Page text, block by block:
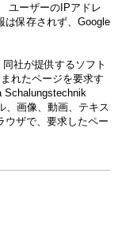
ユーザーのIPアドレ
は保存されず、Google
社が提供するソフト
れたページを要求す
Schalungstechnik
、画像、動画、テキス
ウザで、要求したペー